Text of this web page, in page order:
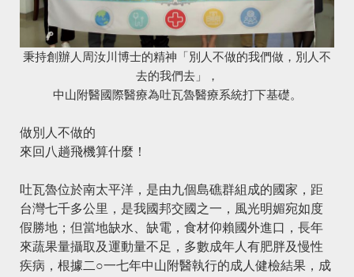
秉持創辦人周汝川博士的精神「別人不做的我們做，別人不
去的我們去」，
中山附醫國際醫療為吐瓦魯醫療系統打下基礎。
做別人不做的
來回八趟飛機算什麼！
吐瓦魯位於南太平洋，是由九個島礁群組成的國家，距
台灣七千多公里，是我國邦交國之一，風光明媚宛如度
假勝地；但當地缺水、缺電，食材仰賴國外進口，長年
來蔬果量攝取及運動量不足，多數成年人有肥胖及慢性
疾病，根據二○一七年中山附醫執行的成人健檢結果，成